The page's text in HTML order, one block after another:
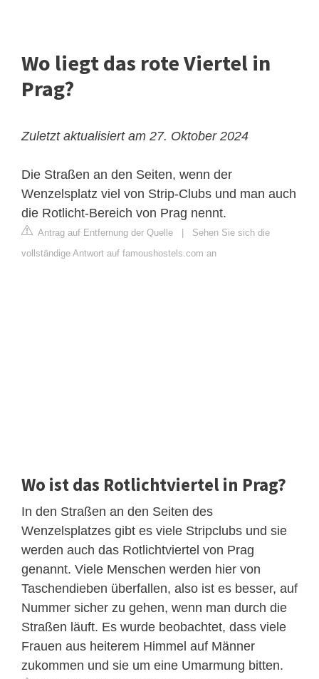
Wo liegt das rote Viertel in
Prag?
Zuletzt aktualisiert am 27. Oktober 2024
Die Straßen an den Seiten, wenn der
Wenzelsplatz viel von Strip-Clubs und man auch
die Rotlicht-Bereich von Prag nennt.
Antrag auf Entfernung der Quelle
Sehen Sie sich die
vollständige Antwort auf famoushostels.com an
Wo ist das Rotlichtviertel in Prag?
In den Straßen an den Seiten des
Wenzelsplatzes gibt es viele Stripclubs und sie
werden auch das Rotlichtviertel von Prag
genannt. Viele Menschen werden hier von
Taschendieben überfallen, also ist es besser, auf
Nummer sicher zu gehen, wenn man durch die
Straßen läuft. Es wurde beobachtet, dass viele
Frauen aus heiterem Himmel auf Männer
zukommen und sie um eine Umarmung bitten.